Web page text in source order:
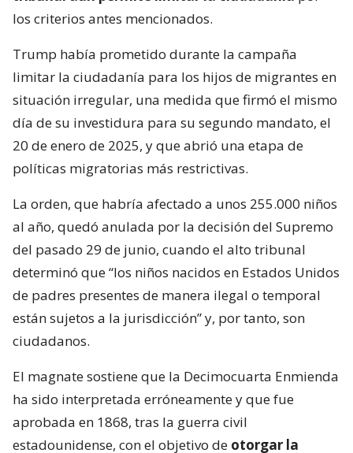
los criterios antes mencionados.
Trump había prometido durante la campaña
limitar la ciudadanía para los hijos de migrantes en
situación irregular, una medida que firmó el mismo
día de su investidura para su segundo mandato, el
20 de enero de 2025, y que abrió una etapa de
políticas migratorias más restrictivas.
La orden, que habría afectado a unos 255.000 niños
al año, quedó anulada por la decisión del Supremo
del pasado 29 de junio, cuando el alto tribunal
determinó que “los niños nacidos en Estados Unidos
de padres presentes de manera ilegal o temporal
están sujetos a la jurisdicción” y, por tanto, son
ciudadanos.
El magnate sostiene que la Decimocuarta Enmienda
ha sido interpretada erróneamente y que fue
aprobada en 1868, tras la guerra civil
estadounidense, con el objetivo de otorgar la